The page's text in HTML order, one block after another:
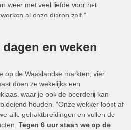
weer met veel liefde voor het
al onze dieren zelf.”
en weken
op de Waaslandse markten, vier
doen ze wekelijks een
waar je ook de boerderij kan
houden. “Onze wekker loopt af
alle gehaktbreidingen en vullen de
Tegen 6 uur staan we op de